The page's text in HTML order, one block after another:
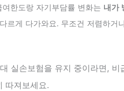
한도랑 자기부담률 변화는 내가
르게 다가와요. 무조건 저렴하거
실손보험을 유지 중이라면,
따져보세요.